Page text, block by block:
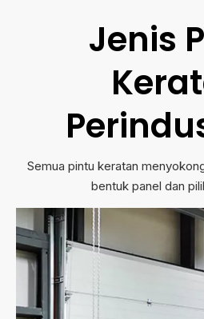
Jenis
Semua pintu keratan
bentuk panel dan